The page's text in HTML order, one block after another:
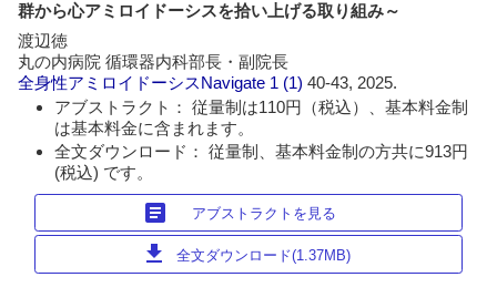
群から心アミロイドーシスを拾い上げる取り組み～
渡辺徳
丸の内病院 循環器内科部長・副院長
全身性アミロイドーシスNavigate 1 (1)40-43, 2025.
アブストラクト： 従量制は110円（税込）、基本料金制
は基本料金に含まれます。
全文ダウンロード： 従量制、基本料金制の方共に913円
(税込) です。
article アブストラクトを見る
download 全文ダウンロード(1.37MB)